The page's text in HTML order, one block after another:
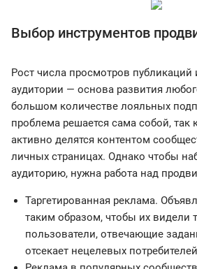
Выбор инструментов
Рост числа просмотров
аудитории — основа развития
большом количестве лояльных
проблема решается сама собой, так
активно делятся контентом
личных страницах. Однако чтобы
аудиторию, нужна работа над
Таргетированная реклама.
таким образом, чтобы их видели
пользователи, отвечающие
отсекает нецелевых